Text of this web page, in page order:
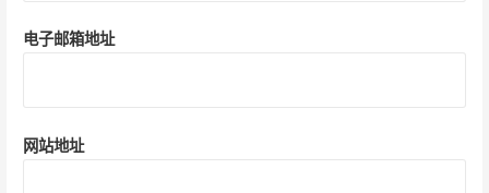
电子邮箱地址
网站地址